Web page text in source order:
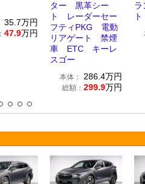
35.7万円
47.9万円
ター 黒革シー
ト レーダーセー
フティPKG 電動
リアゲート 禁煙
車 ETC キーレ
スゴー
本体： 286.4万円
総額： 299.9万円